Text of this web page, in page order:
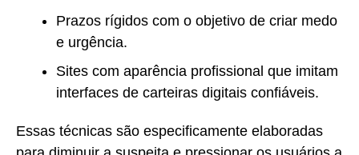
Prazos rígidos com o objetivo de criar medo
e urgência.
Sites com aparência profissional que imitam
interfaces de carteiras digitais confiáveis.
Essas técnicas são especificamente elaboradas